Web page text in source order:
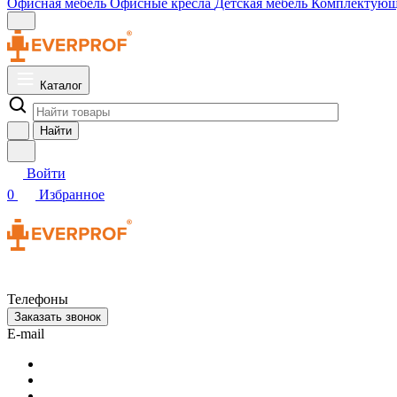
Офисная мебель Офисные кресла Детская мебель
Каталог
Найти
Войти
0
Избранное
Телефоны
Заказать звонок
E-mail